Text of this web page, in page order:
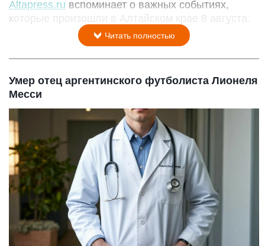
Altapress.ru вспоминает о важных событиях,
которые произошли в Алтайском крае 8 августа.
Читать полностью
Умер отец аргентинского футболиста Лионеля
Месси